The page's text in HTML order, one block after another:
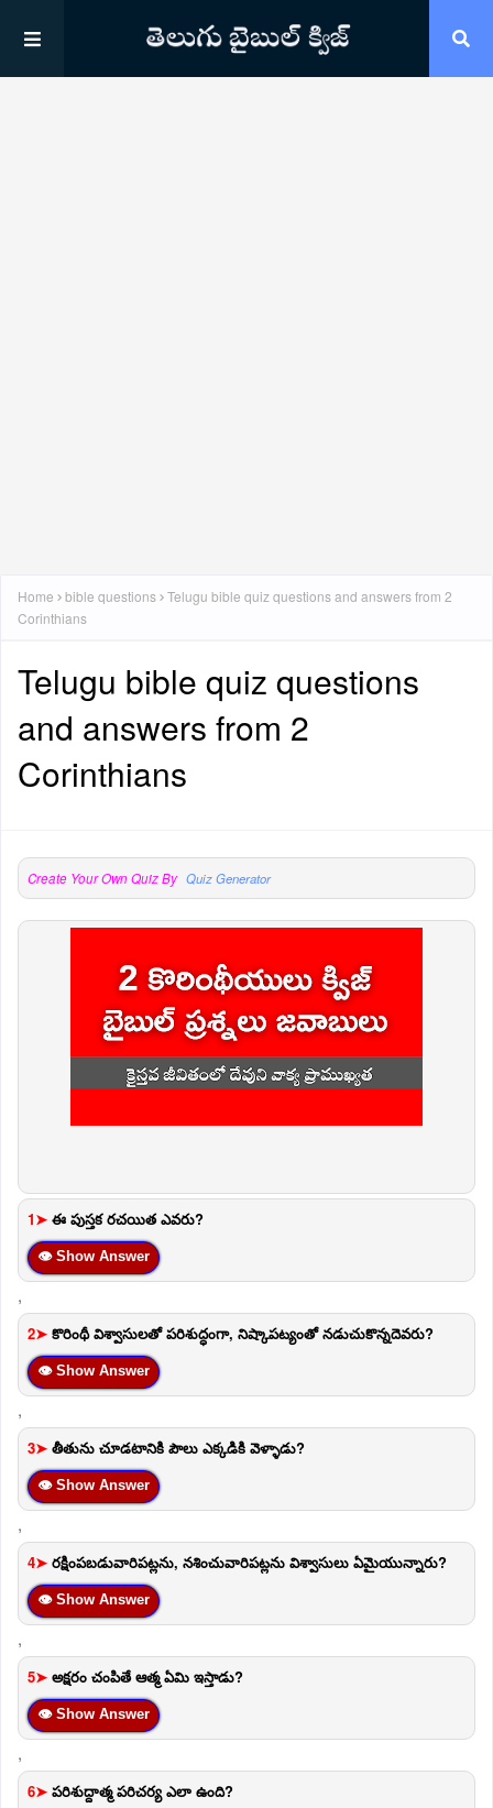
Home bible questions Telugu bible quiz questions and answers from 2
Corinthians
Telugu bible quiz questions
and answers from 2
Corinthians
Create Your Own Quiz By Quiz Generator
1➤ ఈ పుస్తక రచయిత ఎవరు?
👁 Show Answer
,
2➤ కొరింథీ విశ్వాసులతో పరిశుద్ధంగా, నిష్కాపట్యంతో నడుచుకొన్నదెవరు?
👁 Show Answer
,
3➤ తీతును చూడటానికి పౌలు ఎక్కడికి వెళ్ళాడు?
👁 Show Answer
,
4➤ రక్షింపబడువారిపట్లను, నశించువారిపట్లను విశ్వాసులు ఏమైయున్నారు?
👁 Show Answer
,
5➤ అక్షరం చంపితే ఆత్మ ఏమి ఇస్తాడు?
👁 Show Answer
,
6➤ పరిశుద్దాత్మ పరిచర్య ఎలా ఉంది?